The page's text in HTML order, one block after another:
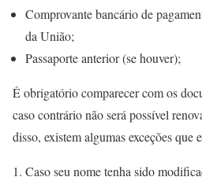
Comprovante bancário de
da União;
Passaporte anterior (se houver);
É obrigatório comparecer com os
caso contrário não será possível
disso, existem algumas exceções que
Caso seu nome tenha sido